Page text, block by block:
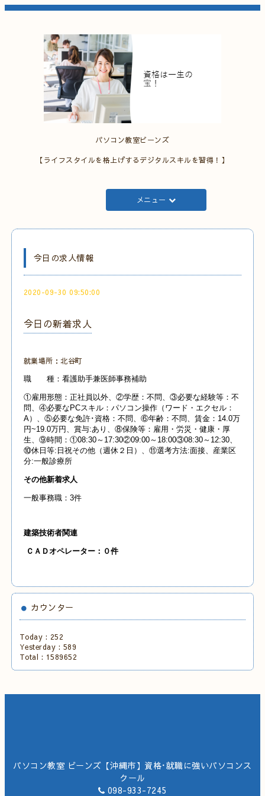
パソコン教室ビーンズ
【ライフスタイルを格上げするデジタルスキルを習得！】
メニュー
今日の求人情報
2020-09-30 09:50:00
今日の新着求人
就業場所：北谷町
職 種：看護助手兼医師事務補助
①雇用形態：正社員以外、②学歴：不問、③必要な経験等：不
問、④必要なPCスキル：パソコン操作（ワード・エクセル：
A）、⑤必要な免許･資格：不問、⑥年齢：不問、賃金：14.0万
円~19.0万円、賞与:あり、⑧保険等：雇用・労災・健康・厚
生、⑨時間：①08:30～17:30②09:00～18:00③08:30～12:30、
⑩休日等:日祝その他（週休２日）、⑪選考方法:面接、産業区
分:一般診療所
その他新着求人
一般事務職：3件
建築技術者関連
Ｃ ＡＤオペレーター：０件
カウンター
Today : 252
Yesterday : 589
Total : 1589652
パソコン教室 ビーンズ【沖縄市】資格･就職に強いパソコンス
クール
098-933-7245